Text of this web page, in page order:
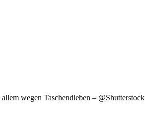
wegen Taschendieben – @Shutterstock